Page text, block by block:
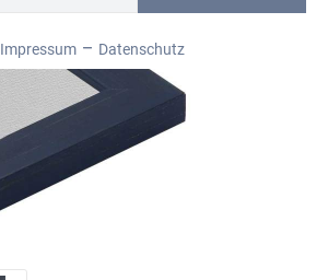
Inaktiv
Impressum Datenschutz